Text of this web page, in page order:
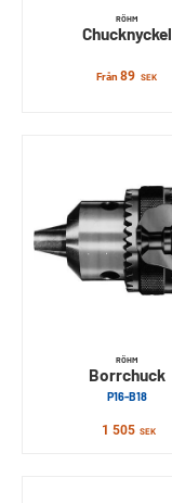
RÖHM
Chucknyckel
Från89 SEK
RÖHM
Borrchuck
P16-B18
1 505 SEK